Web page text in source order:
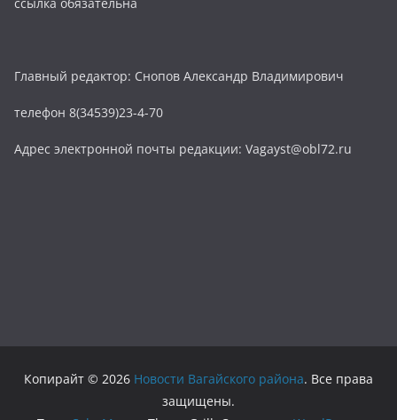
Главный редактор: Снопов Александр Владимирович
телефон 8(34539)23-4-70
Адрес электронной почты редакции: Vagayst@obl72.ru
Копирайт © 2026 Новости Вагайского района. Все права
защищены.